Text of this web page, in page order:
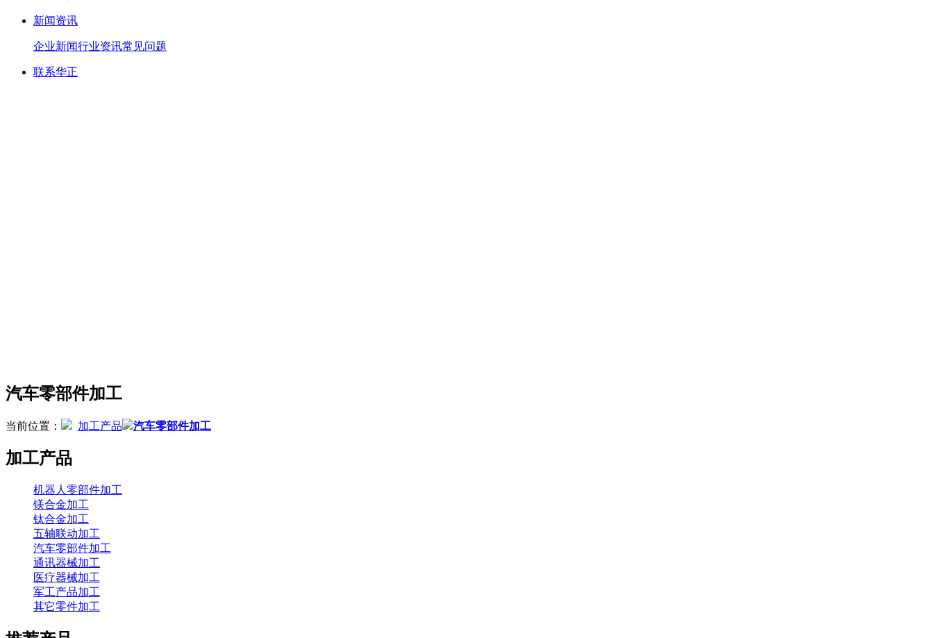
新闻资讯
企业新闻行业资讯常见问题
联系华正
汽车零部件加工
当前位置： 加工产品 汽车零部件加工
加工产品
机器人零部件加工
镁合金加工
钛合金加工
五轴联动加工
汽车零部件加工
通讯器械加工
医疗器械加工
军工产品加工
其它零件加工